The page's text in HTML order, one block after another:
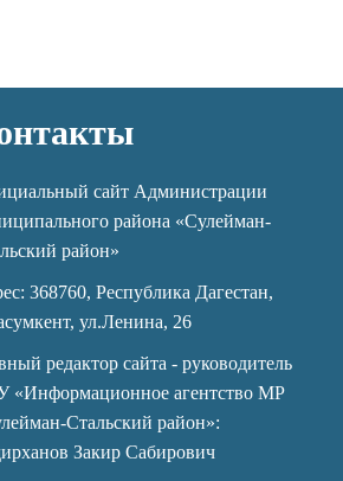
сайт Администрации
района «Сулейман-
район»
368760, Республика Дагестан,
ул.Ленина, 26
редактор сайта - руководитель
«Информационное агентство МР
Стальский район»:
Закир Сабирович